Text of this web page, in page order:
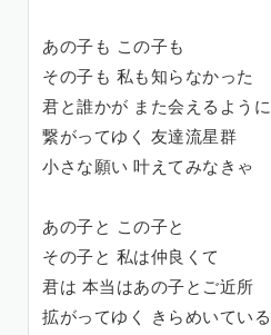
あの子も この子も
その子も 私も知らなかった
君と誰かが また会えるように
繋がってゆく 友達流星群
小さな願い 叶えてみなきゃ
あの子と この子と
その子と 私は仲良くて
君は 本当はあの子とご近所
拡がってゆく きらめいている